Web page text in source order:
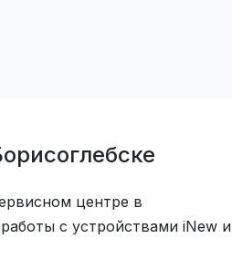
центре в
с устройствами iNew и